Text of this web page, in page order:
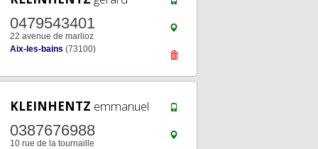
0479543401
22 avenue de marlioz
Aix-les-bains (73100)
KLEINHENTZ emmanuel
0387676988
10 rue de la tournaille